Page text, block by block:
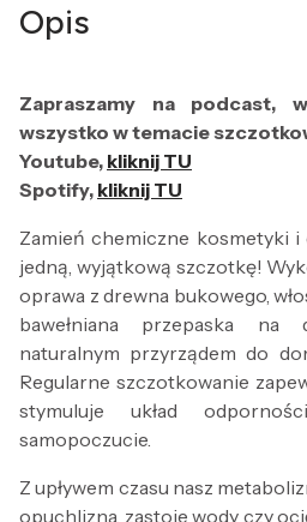
Opis
Zapraszamy na podcast,
wszystko w temacie
Youtube, kliknij TU
Spotify, kliknij TU
Zamień chemiczne kosmetyki
jedną, wyjątkową szczotkę!
oprawa z drewna bukowego,
bawełniana przepaska na
naturalnym przyrządem do
Regularne szczotkowanie
stymuluje układ
samopoczucie.
Z upływem czasu nasz
opuchlizna, zastoje wody czy